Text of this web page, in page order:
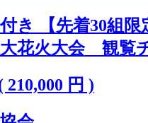
き 【先着30組限
大花火大会 観覧
210,000 円 )